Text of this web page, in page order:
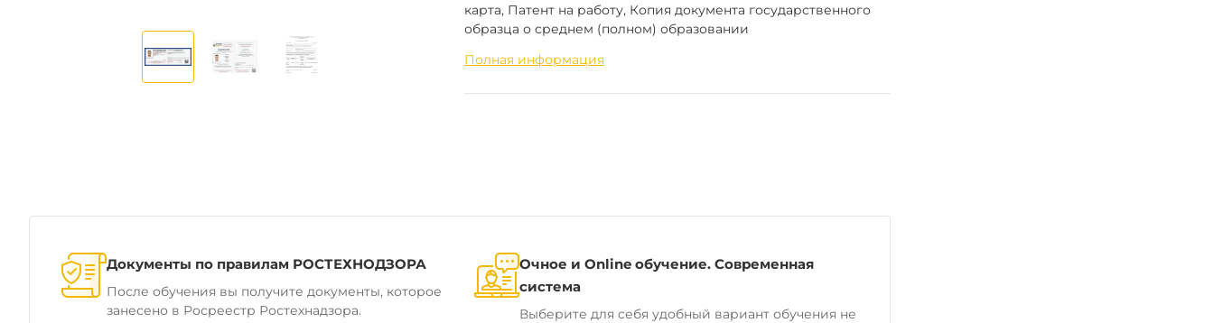
карта, Патент на работу, Копия документа государственного
образца о среднем (полном) образовании
Полная информация
Документы по правилам РОСТЕХНОДЗОРА
После обучения вы получите документы, которое
занесено в Росреестр Ростехнадзора.
Очное и Online обучение. Современная
система
Выберите для себя удобный вариант обучения не